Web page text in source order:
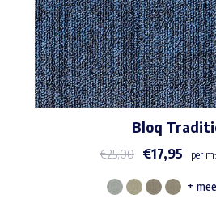
Bloq
€25,00 €17,95 per
Dit
+